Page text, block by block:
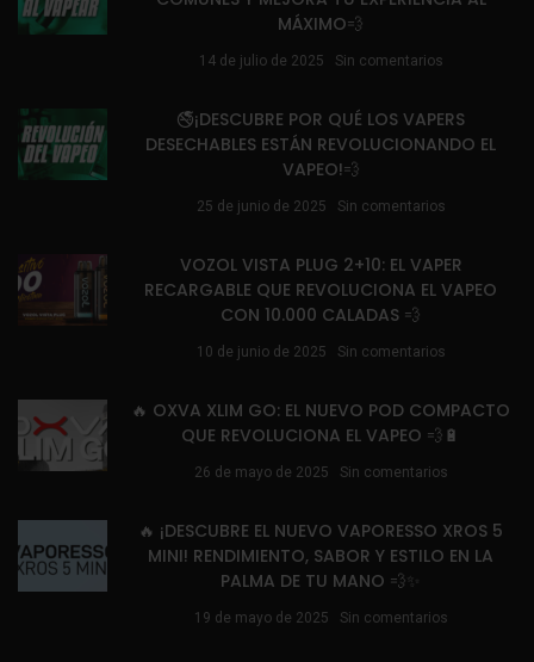
MÁXIMO💨
14 de julio de 2025 Sin comentarios
🚭¡DESCUBRE POR QUÉ LOS VAPERS
DESECHABLES ESTÁN REVOLUCIONANDO EL
VAPEO!💨
25 de junio de 2025 Sin comentarios
VOZOL VISTA PLUG 2+10: EL VAPER
RECARGABLE QUE REVOLUCIONA EL VAPEO
CON 10.000 CALADAS 💨
10 de junio de 2025 Sin comentarios
🔥 OXVA XLIM GO: EL NUEVO POD COMPACTO
QUE REVOLUCIONA EL VAPEO 💨🔋
26 de mayo de 2025 Sin comentarios
🔥 ¡DESCUBRE EL NUEVO VAPORESSO XROS 5
MINI! RENDIMIENTO, SABOR Y ESTILO EN LA
PALMA DE TU MANO 💨✨
19 de mayo de 2025 Sin comentarios